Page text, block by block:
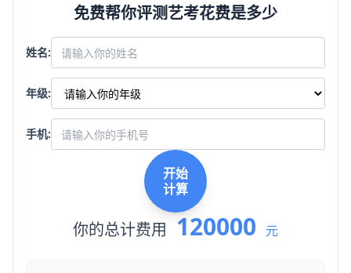
免费帮你评测艺考花费是多少
姓名:
年级:
手机:
开始
计算
你的总计费用 120000 元